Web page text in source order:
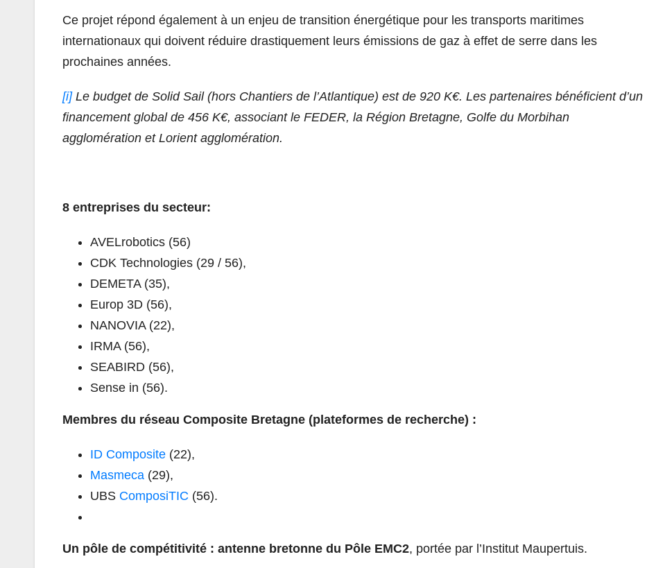
Ce projet répond également à un enjeu de transition énergétique pour les transports maritimes
internationaux qui doivent réduire drastiquement leurs émissions de gaz à effet de serre dans les
prochaines années.
[i]Le budget de Solid Sail (hors Chantiers de l’Atlantique) est de 920 K€. Les partenaires bénéficient d’un
financement global de 456 K€, associant le FEDER, la Région Bretagne, Golfe du Morbihan
agglomération et Lorient agglomération.
8 entreprises du secteur:
AVELrobotics (56)
CDK Technologies (29 / 56),
DEMETA (35),
Europ 3D (56),
NANOVIA (22),
IRMA (56),
SEABIRD (56),
Sense in (56).
Membres du réseau Composite Bretagne (plateformes de recherche) :
ID Composite (22),
Masmeca (29),
UBS ComposiTIC (56).
Un pôle de compétitivité : antenne bretonne du Pôle EMC2, portée par l’Institut Maupertuis.